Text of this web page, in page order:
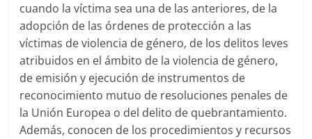
cuando la víctima sea una de las anteriores, de la
adopción de las órdenes de protección a las
víctimas de violencia de género, de los delitos leves
atribuidos en el ámbito de la violencia de género,
de emisión y ejecución de instrumentos de
reconocimiento mutuo de resoluciones penales de
la Unión Europea o del delito de quebrantamiento.
Además, conocen de los procedimientos y recursos